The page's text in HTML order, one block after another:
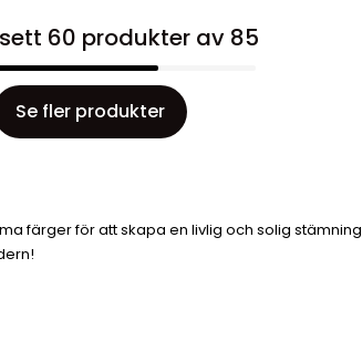
60 produkter av 85
Se fler produkter
färger för att skapa en livlig och solig